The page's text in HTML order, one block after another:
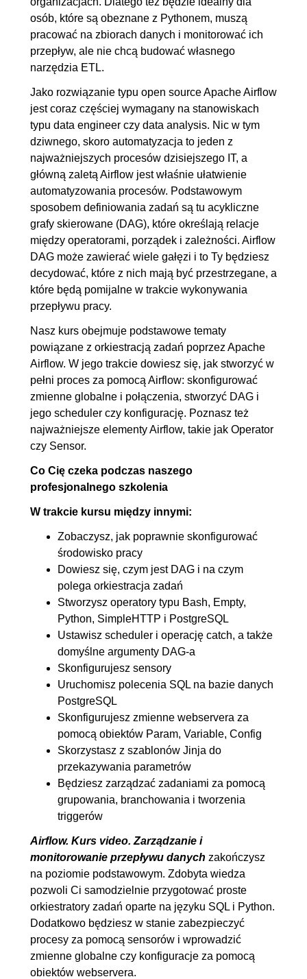
5. Zarządzanie zadaniami 00:22:55
5.1. Grupowanie zadań
00:05:32
5.2. PythonBranchOperator
00:07:10
5.3. Administracja zadań
6. Triggery 00:14:57
6.1. one_success i all_done
00:07:07
6.2. one_failed, all_failed
00:04:47
6.3. none_failed
00:03:03
7. Praca z bazami danych 00:26:08
7.1. Przygotowanie
PostgreSQL
00:05:31
7.2. Ustawienie połączenia z
Apache Airflow
00:04:47
7.3. Wykonywanie poleceń
7.4. Wykonywanie skryptu SQL
00:04:11
7.5. Parametry dla poleceń
SQL
00:07:13
8. Środowisko wielozadaniowe +
projekt
01:08:24
PostgreSQL dla Airflow
8.3. Przygotowanie daga
8.4. Procesowanie danych
00:08:37
8.5. Zapis do pliku
8.6. Zapis do bazy danych cz.
8.7. Zapis do bazy danych cz.
8.8. Sterowania zadaniami
osób, które są obeznane z Pythonem, muszą
pracować na zbiorach danych i monitorować ich
przepływ, ale nie chcą budować własnego
narzędzia ETL.
Jako rozwiązanie typu open source Apache Airflow
jest coraz częściej wymagany na stanowiskach
typu data engineer czy data analysis. Nic w tym
dziwnego, skoro automatyzacja to jeden z
najważniejszych procesów dzisiejszego IT, a
główną zaletą Airflow jest właśnie ułatwienie
automatyzowania procesów. Podstawowym
sposobem definiowania zadań są tu acykliczne
grafy skierowane (DAG), które określają relacje
między operatorami, porządek i zależności. Airflow
DAG może zawierać wiele gałęzi i to Ty będziesz
decydować, które z nich mają być przestrzegane, a
które będą pomijalne w trakcie wykonywania
przepływu pracy.
Nasz kurs obejmuje podstawowe tematy
powiązane z orkiestracją zadań poprzez Apache
Airflow. W jego trakcie dowiesz się, jak stworzyć w
pełni proces za pomocą Airflow: skonfigurować
zmienne globalne i połączenia, stworzyć DAG i
jego scheduler czy konfigurację. Poznasz też
najważniejsze elementy Airflow, takie jak Operator
czy Sensor.
Co Cię czeka podczas naszego
profesjonalnego szkolenia
W trakcie kursu między innymi:
Zobaczysz, jak poprawnie skonfigurować
środowisko pracy
Dowiesz się, czym jest DAG i na czym
polega orkiestracja zadań
Stworzysz operatory typu Bash, Empty,
Python, SimpleHTTP i PostgreSQL
Ustawisz scheduler i operację catch, a także
domyślne argumenty DAG-a
Skonfigurujesz sensory
Uruchomisz polecenia SQL na bazie danych
PostgreSQL
Skonfigurujesz zmienne webservera za
pomocą obiektów Param, Variable, Config
Skorzystasz z szablonów Jinja do
przekazywania parametrów
Będziesz zarządzać zadaniami za pomocą
grupowania, branchowania i tworzenia
triggerów
Airflow. Kurs video. Zarządzanie i
monitorowanie przepływu danych zakończysz
na poziomie podstawowym. Zdobyta wiedza
pozwoli Ci samodzielnie przygotować proste
orkiestratory zadań oparte na języku SQL i Python.
Dodatkowo będziesz w stanie zabezpieczyć
procesy za pomocą sensorów i wprowadzić
zmienne globalne czy konfiguracje za pomocą
obiektów webservera.